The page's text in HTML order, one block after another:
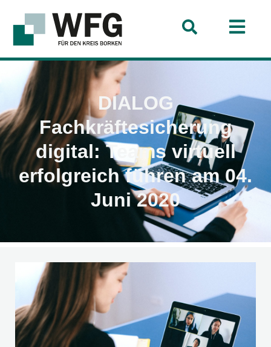
DIALOG
Fachkräftesicherung
digital: Teams virtuell
erfolgreich führen am 04.
Juni 2020